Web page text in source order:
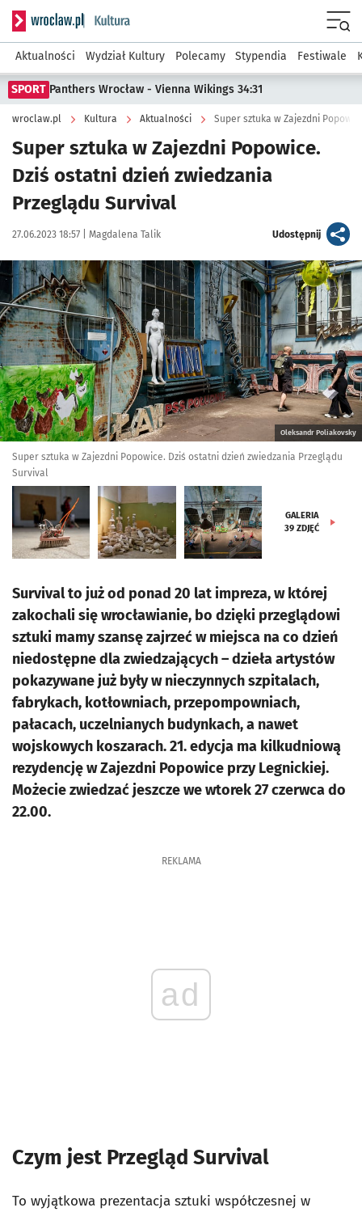
Serwis informacyjny wroclaw.pl podserwis: Kultura
Aktualności Wydział Kultury Polecamy Stypendia Festiwale
SPORT Panthers Wrocław - Vienna Wikings 34:31
wroclaw.pl Kultura Aktualności
Super sztuka w Zajezdni Popowice.
Dziś ostatni dzień zwiedzania
Przeglądu Survival
Data publikacji:
27.06.2023 18:57 | Autor:
Magdalena Talik Udostępnijartykuł
Kliknij, aby zobaczyć galerię
Oleksandr Poliakovsky
Super sztuka w Zajezdni Popowice. Dziś ostatni dzień zwiedzania Przeglądu
Survival
GALERIA
39 ZDJĘĆ
Survival to już od ponad 20 lat impreza, w której
zakochali się wrocławianie, bo dzięki przeglądowi
sztuki mamy szansę zajrzeć w miejsca na co dzień
niedostępne dla zwiedzających – dzieła artystów
pokazywane już były w nieczynnych szpitalach,
fabrykach, kotłowniach, przepompowniach,
pałacach, uczelnianych budynkach, a nawet
wojskowych koszarach. 21. edycja ma kilkudniową
rezydencję w Zajezdni Popowice przy Legnickiej.
Możecie zwiedzać jeszcze we wtorek 27 czerwca do
22.00.
REKLAMA
ad
Czym jest Przegląd Survival
To wyjątkowa prezentacja sztuki współczesnej w